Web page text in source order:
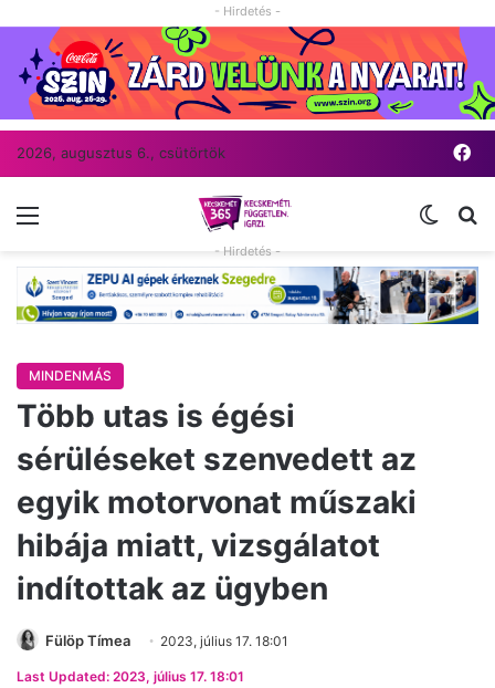
- Hirdetés -
2026, augusztus 6., csütörtök
Menü
- Hirdetés -
MINDENMÁS
Több utas is égési
sérüléseket szenvedett az
egyik motorvonat műszaki
hibája miatt, vizsgálatot
indítottak az ügyben
Fülöp Tímea 2023, július 17. 18:01
Last Updated: 2023, július 17. 18:01